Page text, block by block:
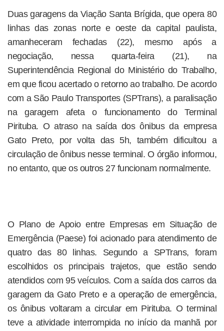
Duas garagens da Viação Santa Brígida, que opera 80
linhas das zonas norte e oeste da capital paulista,
amanheceram fechadas (22), mesmo após a
negociação, nessa quarta-feira (21), na
Superintendência Regional do Ministério do Trabalho,
em que ficou acertado o retorno ao trabalho. De acordo
com a São Paulo Transportes (SPTrans), a paralisação
na garagem afeta o funcionamento do Terminal
Pirituba. O atraso na saída dos ônibus da empresa
Gato Preto, por volta das 5h, também dificultou a
circulação de ônibus nesse terminal. O órgão informou,
no entanto, que os outros 27 funcionam normalmente.
O Plano de Apoio entre Empresas em Situação de
Emergência (Paese) foi acionado para atendimento de
quatro das 80 linhas. Segundo a SPTrans, foram
escolhidos os principais trajetos, que estão sendo
atendidos com 95 veículos. Com a saída dos carros da
garagem da Gato Preto e a operação de emergência,
os ônibus voltaram a circular em Pirituba. O terminal
teve a atividade interrompida no início da manhã por